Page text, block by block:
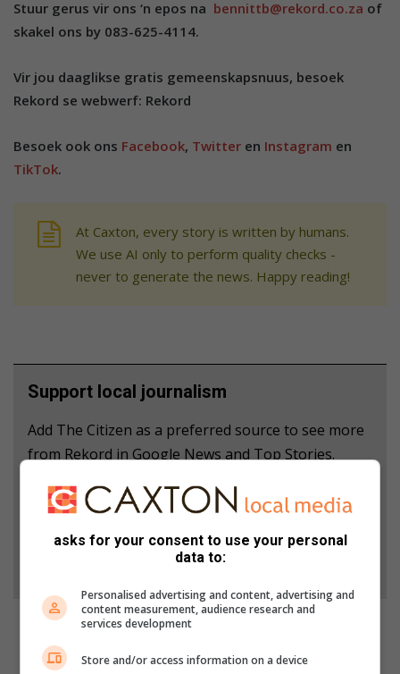
Stuur gerus vir ons ‘n epos na bennittb@rekord.co.za of
skakel ons by 083-625-4114.
Vir jou daaglikse gratis gemeenskapsnuus, besoek
Rekord se webwerf: Rekord
Besoek ook ons Facebook, Twitter en Instagram en
TikTok.
At Caxton, every story is written by humans.
We use AI only to perform quality checks -
never to generate the news. Happy reading!
Support local journalism
Add The Citizen as a preferred source to see more
from Rekord in Google News and Top Stories.
Add as a preferred source on Google
Follow on Google News
asks for your consent to use your personal
data to:
Personalised advertising and content, advertising and
content measurement, audience research and
services development
Store and/or access information on a device